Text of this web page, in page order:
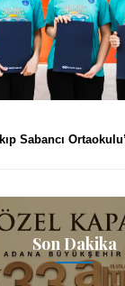
Sabancı
Son Dakika